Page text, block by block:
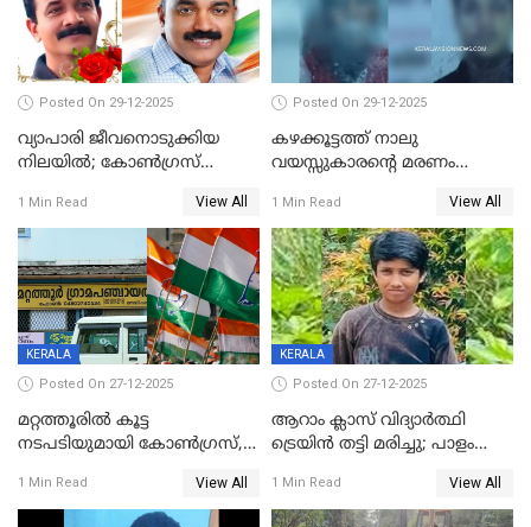
Posted On 29-12-2025
വ്യാപാരി ജീവനൊടുക്കിയ
നിലയില്‍; കോണ്‍ഗ്രസ്
മാനസികപീഡനമെന്ന് കുറിപ്പ്
1 Min Read View All
Posted On 29-12-2025
കഴക്കൂട്ടത്ത് നാലു
വയസ്സുകാരന്റെ മരണം
സുഹൃത്തും പൊലീസ്
കസ്റ്റഡിയിൽ
1 Min Read View All
KERALA
Posted On 27-12-2025
മറ്റത്തൂരിൽ കൂട്ട
നടപടിയുമായി കോണ്‍ഗ്രസ്,
എട്ട് പേര്‍ ഉള്‍പ്പെടെ
പത്തുപേരെ പുറത്താക്കി,
1 Min Read View All
KERALA
Posted On 27-12-2025
ആറാം ക്ലാസ് വിദ്യാർത്ഥി
ട്രെയിൻ തട്ടി മരിച്ചു; പാളം
അപകടം മലപ്പുറത്ത്
1 Min Read View All